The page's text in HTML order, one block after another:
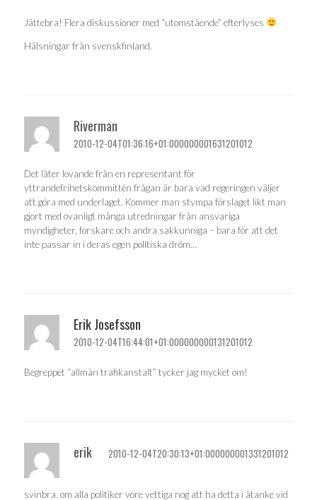
Jättebra! Flera diskussioner med “utomstående” efterlyses
Hälsningar från svenskfinland.
Riverman
2010-12-04T01:36:16+01:000000001631201012
Det låter lovande från en representant för
yttrandefrihetskommittén frågan är bara vad regeringen väljer
att göra med underlaget. Kommer man stympa förslaget likt man
gjort med ovanligt många utredningar från ansvariga
myndigheter, forskare och andra sakkunniga – bara för att det
inte passar in i deras egen politiska dröm…
Erik Josefsson
2010-12-04T16:44:01+01:000000000131201012
Begreppet “allmän trafikanstalt” tycker jag mycket om!
erik 2010-12-04T20:30:13+01:000000001331201012
svinbra. om alla politiker vore vettiga nog att ha detta i åtanke vid